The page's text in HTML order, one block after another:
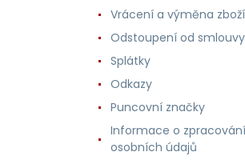
Vrácení a výměna zboží
Odstoupení od smlouvy
Splátky
Odkazy
Puncovní značky
Informace o zpracování
osobních údajů